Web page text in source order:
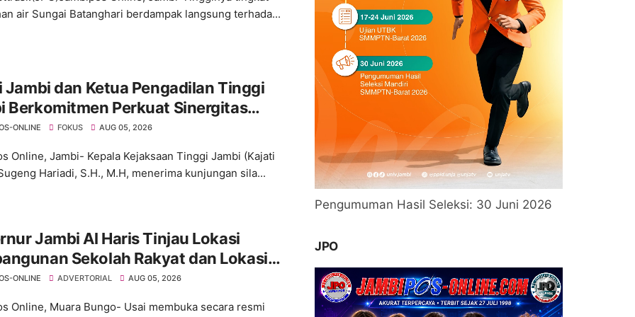
air Sungai Batanghari berdampak langsung terhada...
Jambi dan Ketua Pengadilan Tinggi
Berkomitmen Perkuat Sinergitas
Hukum
ONLINE FOKUS AUG 05, 2026
Online, Jambi- Kepala Kejaksaan Tinggi Jambi (Kajati
Hariadi, S.H., M.H, menerima kunjungan sila...
Jambi Al Haris Tinjau Lokasi
Sekolah Rakyat dan Lokasi
BTN Bungo Green City
ONLINE ADVERTORIAL AUG 05, 2026
Online, Muara Bungo- Usai membuka secara resmi
Pengumuman Hasil Seleksi: 30 Juni 2026
JPO